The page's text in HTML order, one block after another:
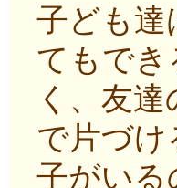
子ども達
てもで
く、友
で片づ
子がいる